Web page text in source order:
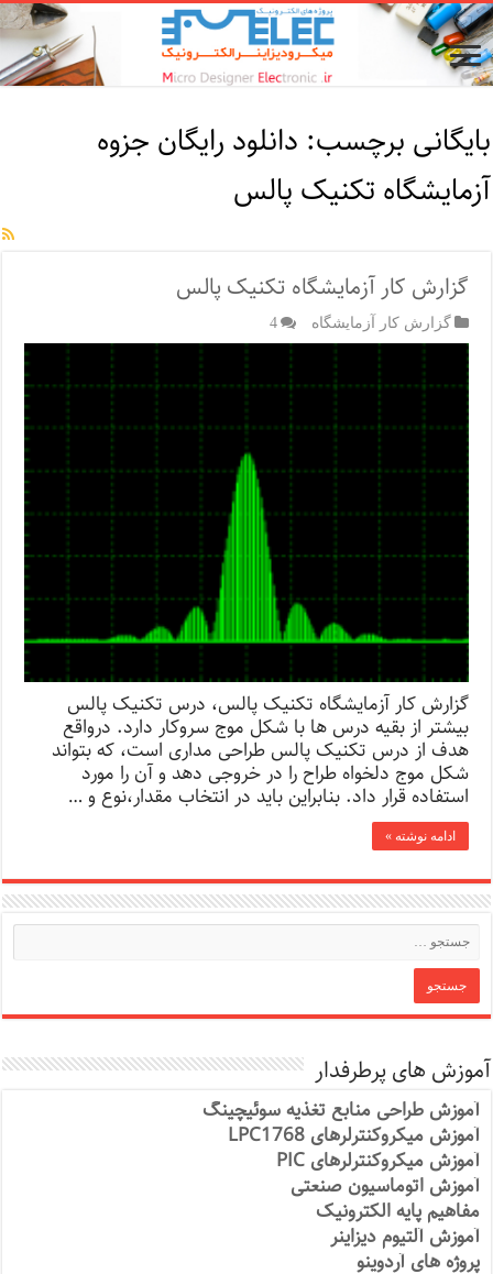
بایگانی برچسب: دانلود رایگان جزوه
آزمایشگاه تکنیک پالس
گزارش کار آزمایشگاه تکنیک پالس
گزارش کار آزمایشگاه 4
گزارش کار آزمایشگاه تکنیک پالس، درس تکنیک پالس
بیشتر از بقیه درس ها با شکل موج سروکار دارد. درواقع
هدف از درس تکنیک پالس طراحی مداری است، که بتواند
شکل موج دلخواه طراح را در خروجی دهد و آن را مورد
استفاده قرار داد. بنابراین باید در انتخاب مقدار،نوع و …
ادامه نوشته »
آموزش های پرطرفدار
آموزش طراحی منابع تغذیه سوئیچینگ
آموزش میکروکنترلرهای LPC1768
آموزش میکروکنترلرهای PIC
آموزش اتوماسیون صنعتی
مفاهیم پایه الکترونیک
آموزش آلتیوم دیزاینر
پروژه های آردوینو